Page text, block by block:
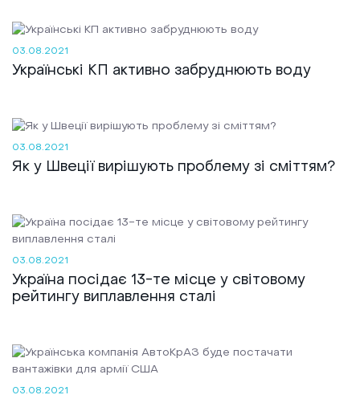
03.08.2021
Українські КП активно забруднюють воду
03.08.2021
Як у Швеції вирішують проблему зі сміттям?
03.08.2021
Україна посідає 13-те місце у світовому
рейтингу виплавлення сталі
03.08.2021